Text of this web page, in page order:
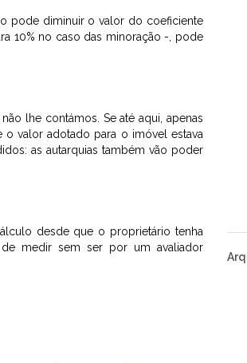
pode diminuir o valor do coeficiente
10% no caso das minoração -, pode
lhe contámos. Se até aqui, apenas
valor adotado para o imóvel estava
as autarquias também vão poder
desde que o proprietário tenha
medir sem ser por um avaliador